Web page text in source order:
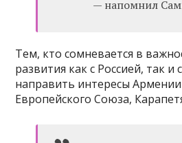
— напомнил
Тем, кто сомневается в
развития как с Россией, так и
направить интересы
Европейского Союза,